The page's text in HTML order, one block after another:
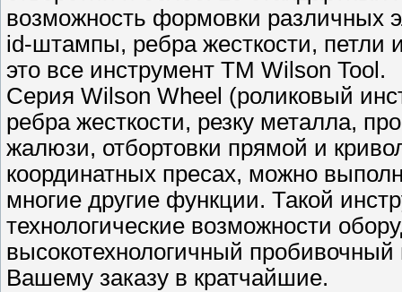
возможность формовки различных
id-штампы, ребра жесткости, петли
это все инструмент ТМ Wilson Tool.
Серия Wilson Wheel (роликовый
ребра жесткости, резку металла,
жалюзи, отбортовки прямой и
координатных пресах, можно
многие другие функции. Такой
технологические возможности
высокотехнологичный
Вашему заказу в кратчайшие.